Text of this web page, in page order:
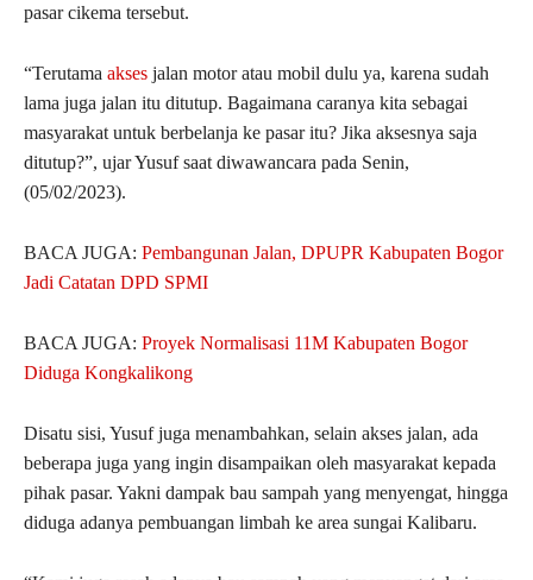
pasar cikema tersebut.
“Terutama akses jalan motor atau mobil dulu ya, karena sudah
lama juga jalan itu ditutup. Bagaimana caranya kita sebagai
masyarakat untuk berbelanja ke pasar itu? Jika aksesnya saja
ditutup?”, ujar Yusuf saat diwawancara pada Senin,
(05/02/2023).
BACA JUGA: Pembangunan Jalan, DPUPR Kabupaten Bogor
Jadi Catatan DPD SPMI
BACA JUGA: Proyek Normalisasi 11M Kabupaten Bogor
Diduga Kongkalikong
Disatu sisi, Yusuf juga menambahkan, selain akses jalan, ada
beberapa juga yang ingin disampaikan oleh masyarakat kepada
pihak pasar. Yakni dampak bau sampah yang menyengat, hingga
diduga adanya pembuangan limbah ke area sungai Kalibaru.